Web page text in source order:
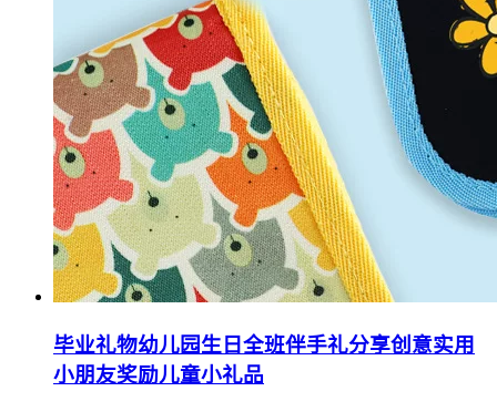
毕业礼物幼儿园生日全班伴手礼分享创意实用
小朋友奖励儿童小礼品